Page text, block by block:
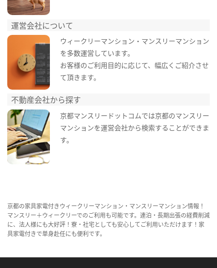
運営会社について
ウィークリーマンション・マンスリーマンション
を多数運営しています。
お客様のご利用目的に応じて、幅広くご紹介させ
て頂きます。
不動産会社から探す
京都マンスリードットコムでは京都のマンスリー
マンションを運営会社から検索することができま
す。
京都の家具家電付きウィークリーマンション・マンスリーマンション情報！
マンスリー＋ウィークリーでのご利用も可能です。連泊・長期出張の経費削減
に、法人様にも大好評！寮・社宅としても安心してご利用いただけます！家
具家電付きで単身赴任にも便利です。